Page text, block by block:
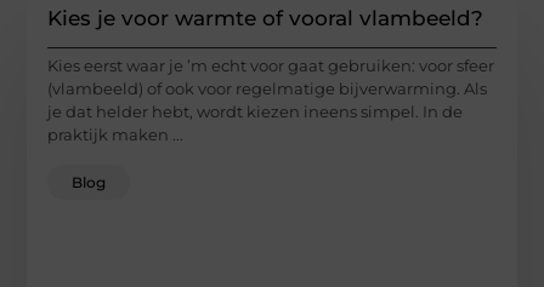
Kies je voor warmte of vooral vlambeeld?
Kies eerst waar je ’m echt voor gaat gebruiken: voor sfeer
(vlambeeld) of ook voor regelmatige bijverwarming. Als
je dat helder hebt, wordt kiezen ineens simpel. In de
praktijk maken ...
Blog